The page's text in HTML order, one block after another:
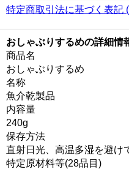
特定商取引法に基づく表記
おしゃぶりするめの詳細情
商品名
おしゃぶりするめ
名称
魚介乾製品
内容量
240g
保存方法
直射日光、高温多湿を避け
特定原材料等(28品目)